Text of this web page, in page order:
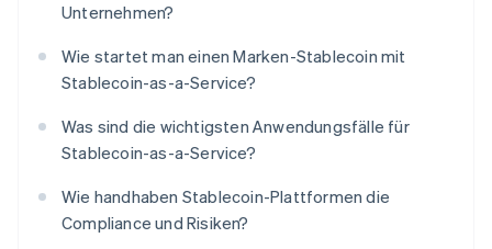
Unternehmen?
Wie startet man einen Marken-Stablecoin mit
Stablecoin-as-a-Service?
Was sind die wichtigsten Anwendungsfälle für
Stablecoin-as-a-Service?
Wie handhaben Stablecoin-Plattformen die
Compliance und Risiken?